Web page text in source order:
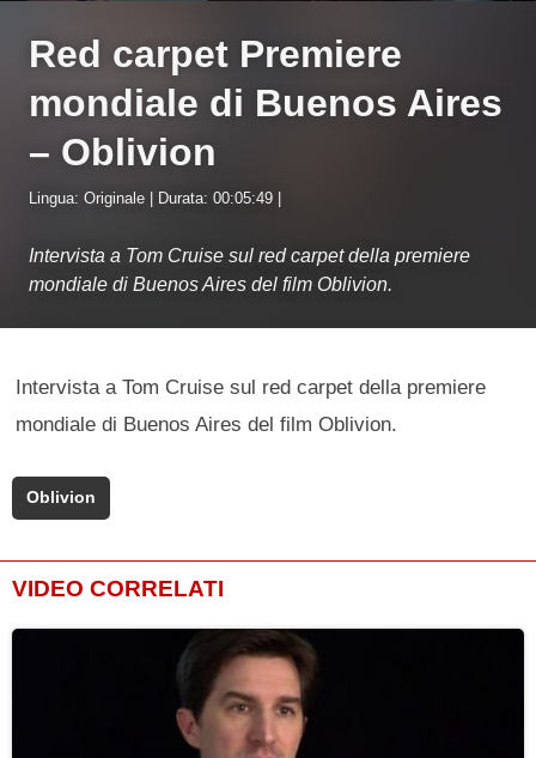
Red carpet Premiere
mondiale di Buenos Aires
– Oblivion
Lingua: Originale | Durata: 00:05:49 |
Intervista a Tom Cruise sul red carpet della premiere
mondiale di Buenos Aires del film Oblivion.
Intervista a Tom Cruise sul red carpet della premiere
mondiale di Buenos Aires del film Oblivion.
Oblivion
VIDEO CORRELATI